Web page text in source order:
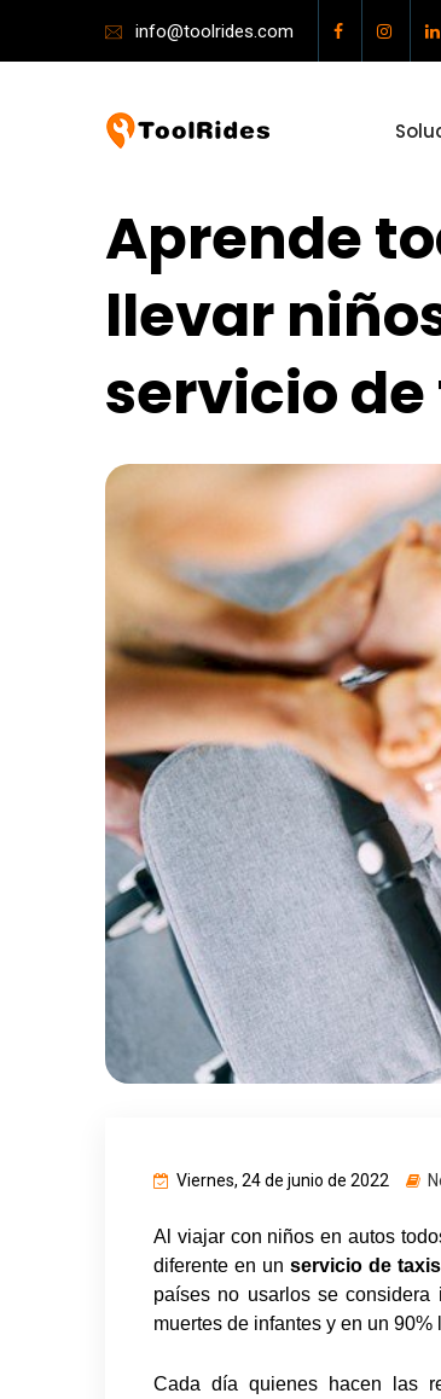
info@toolrides.com
Aprende
llevar
servicio
Viernes, 24 de junio de 2022
Al viajar con niños en autos
diferente en unservicio de taxis
países no usarlos se considera
muertes de infantes y en un
Cada día quienes hacen las